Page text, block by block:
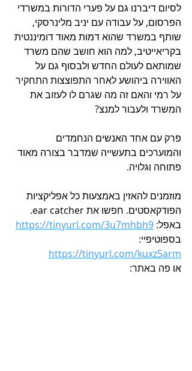
לסיום דיברנו גם על פערי הדורות במשרדי
הפרסום, על עבודה עם יניב מלינרסקי,
שותף במשרד שהוא דמות מאוד דומיננטית
בקריאייטיב, למה הוא חושב שהם משרד
שמותאם לעולם החדש ולבסוף גם על
האווירה ביהושע לאחר התפוצצות התחקיר
על רמי והאם זה מה שגרם לו לעזוב את
המשרד ולעבור למנצ?
פרק עם אחד האנשים הנחמדים
והמוערכים בתעשייה שמדבר בצורה מאוד
פתוחה וגלויה.
מוזמנים להאזין באמצעות כל אפליקציות
הפודקאסטים. חפשו את ear catcher.
באפל: https://tinyurl.com/3u7mhbh9
בספוטיפיי:
https://tinyurl.com/kuxz5arm
או פה באתר: